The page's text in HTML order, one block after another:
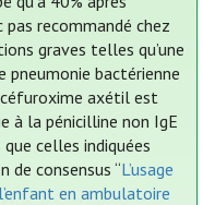
recommandé chez
graves telles qu’une
pneumonie bactérienne
axétil est
à la pénicilline non IgE
celles indiquées
de consensus “L’usage
en ambulatoire